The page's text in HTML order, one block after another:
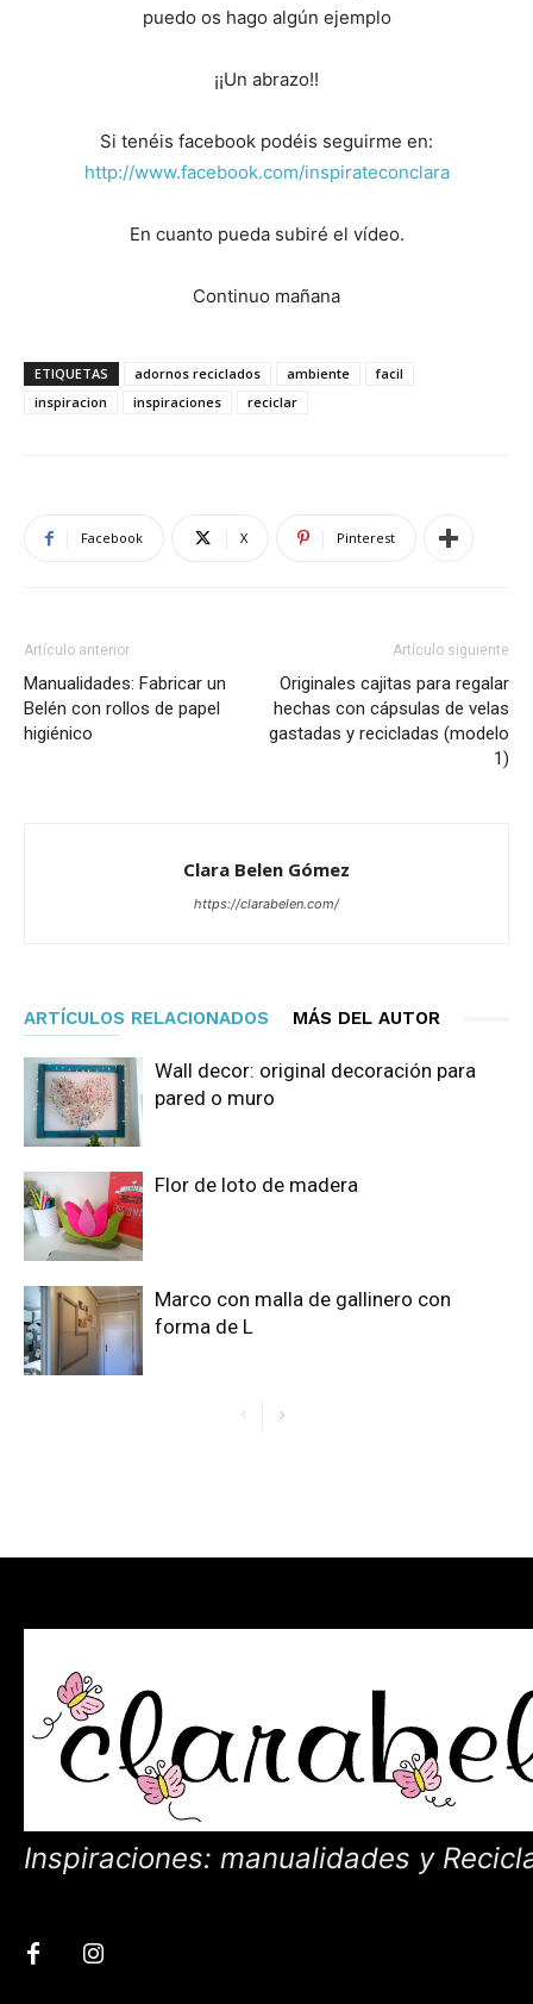
puedo os hago algún ejemplo
¡¡Un abrazo!!
Si tenéis facebook podéis seguirme en:
http://www.facebook.com/inspirateconclara
En cuanto pueda subiré el vídeo.
Continuo mañana
ETIQUETAS adornos reciclados ambiente
facil
inspiracion
inspiraciones reciclar
Facebook X Pinterest
Artículo anterior
Manualidades: Fabricar un
Belén con rollos de papel
higiénico
Artículo siguiente
Originales cajitas para regalar
hechas con cápsulas de velas
gastadas y recicladas (modelo
1)
Clara Belen Gómez
https://clarabelen.com/
ARTÍCULOS RELACIONADOS MÁS DEL AUTOR
Wall decor: original decoración para
pared o muro
Flor de loto de madera
Marco con malla de gallinero con
forma de L
Inspiraciones: manualidades y